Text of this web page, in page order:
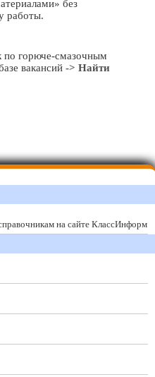
без
работы.
по горюче-смазочным
вакансий -> Найти
на сайте КлассИнформ